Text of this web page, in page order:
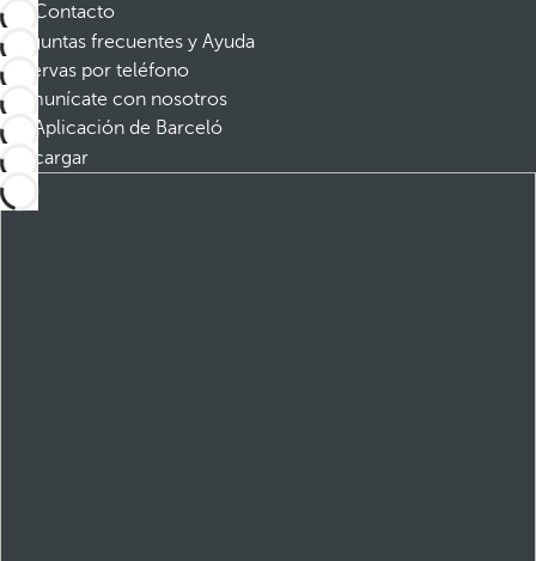
Contacto
Preguntas frecuentes y Ayuda
Reservas por teléfono
Comunícate con nosotros
Aplicación de Barceló
Descargar